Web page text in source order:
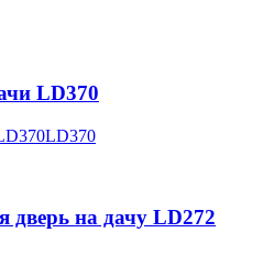
LD370
LD370
дверь на дачу LD272